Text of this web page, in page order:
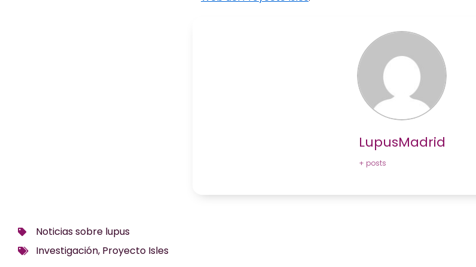
LupusMadrid
+ posts
Noticias sobre lupus
Investigación, Proyecto Isles